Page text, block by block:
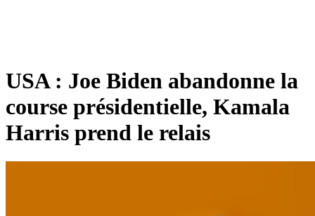
USA : Joe Biden abandonne la
course présidentielle, Kamala
Harris prend le relais